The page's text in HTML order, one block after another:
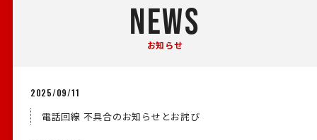
NEWS
お知らせ
2025/09/11
電話回線 不具合のお知らせとお詫び